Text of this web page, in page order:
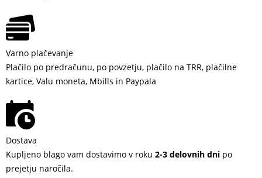
Varno plačevanje
Plačilo po predračunu, po povzetju, plačilo na TRR, plačilne
kartice, Valu moneta, Mbills in Paypala
Dostava
Kupljeno blago vam dostavimo v roku 2-3 delovnih dni po
prejetju naročila.